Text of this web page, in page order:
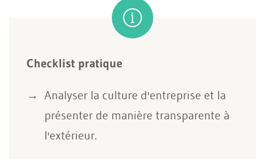
Checklist pratique
Analyser la culture d'entreprise et la
présenter de manière transparente à
l'extérieur.